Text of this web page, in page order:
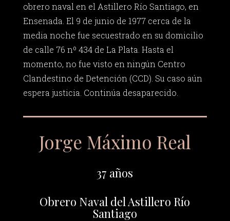
obrero naval en el Astillero Río Santiago, en
Ensenada. El 9 de junio de 1977 cerca de la
media noche fue secuestrado en su domicilio
de calle 76 nº 434 de La Plata. Hasta el
momento, no fue visto en ningún Centro
Clandestino de Detención (CCD). Su caso aún
espera justicia. Continúa desaparecido.
Jorge Máximo Real
37 años
Obrero Naval del Astillero Río
Santiago